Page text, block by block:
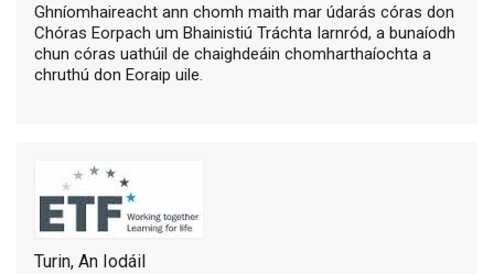
Ghníomhaireacht ann chomh maith mar údarás córas don
Chóras Eorpach um Bhainistiú Tráchta Iarnród, a bunaíodh
chun córas uathúil de chaighdeáin chomharthaíochta a
chruthú don Eoraip uile.
Turin, An Iodáil